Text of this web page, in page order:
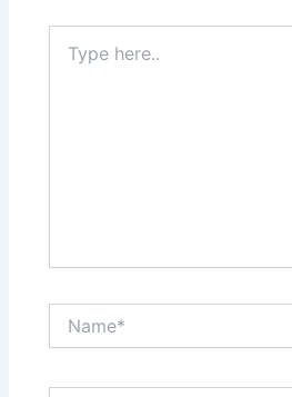
here..